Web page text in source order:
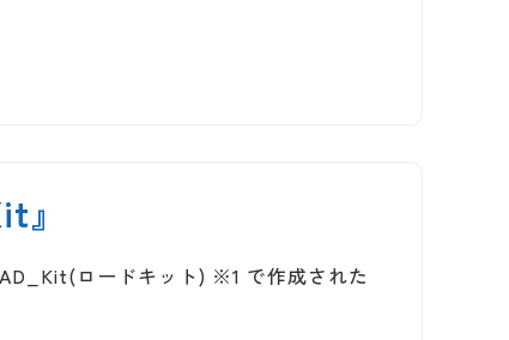
ロードキット) ※1 で作成された